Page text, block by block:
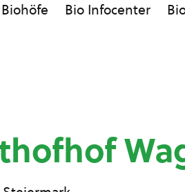
Bio Infocenter